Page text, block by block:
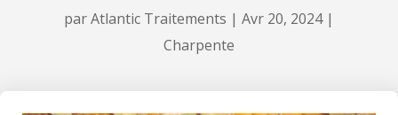
parAtlantic Traitements | Avr 20, 2024|
Charpente